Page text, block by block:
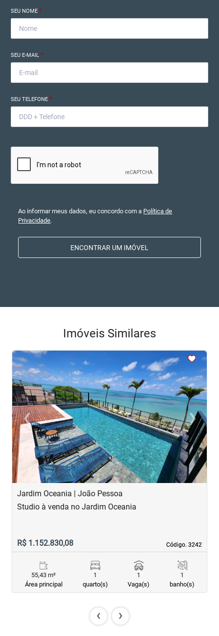
SEU NOME*
SEU E-MAIL*
SEU TELEFONE*
Ao informar meus dados, eu concordo com a Política de
Privacidade.
ENCONTRAR UM IMÓVEL
Imóveis Similares
<<<<
‹Previous ›Next
Jardim Oceania | João Pessoa
Código. 3242
Código. 3242
Studio à venda no Jardim Oceania
R$ 1.152.830,08
55,43 m²
Área principal
1
quarto(s)
1
Vaga(s)
1
banho(s)
‹ ›